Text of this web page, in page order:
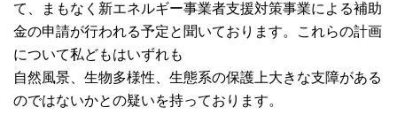
て、まもなく新エネルギー事業者支援対策事業による補助
金の申請が行われる予定と聞いております。これらの計画
について私どもはいずれも
自然風景、生物多様性、生態系の保護上大きな支障がある
のではないかとの疑いを持っております。